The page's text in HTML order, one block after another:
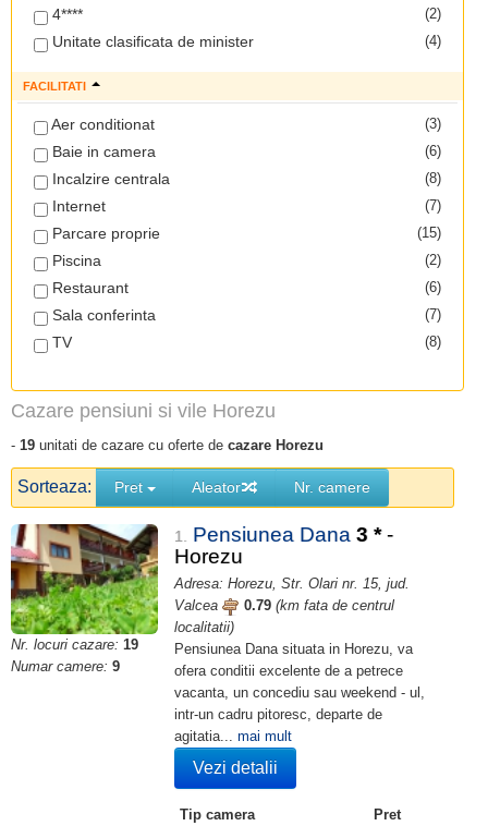
(2)
4****
(4)
Unitate clasificata de minister
FACILITATI
(3)
Aer conditionat
(6)
Baie in camera
(8)
Incalzire centrala
(7)
Internet
(15)
Parcare proprie
(2)
Piscina
(6)
Restaurant
(7)
Sala conferinta
(8)
TV
Cazare pensiuni si vile Horezu
- 19 unitati de cazare cu oferte de cazare Horezu
Sorteaza: Pret Aleator Nr. camere
Nr. locuri cazare: 19
Numar camere: 9
1. Pensiunea Dana 3 * -
Horezu
Adresa: Horezu, Str. Olari nr. 15, jud.
Valcea
0.79 (km fata de centrul
localitatii)
Pensiunea Dana situata in Horezu, va
ofera conditii excelente de a petrece
vacanta, un concediu sau weekend - ul,
intr-un cadru pitoresc, departe de
agitatia... mai mult
Vezi detalii
Tip camera
Pret